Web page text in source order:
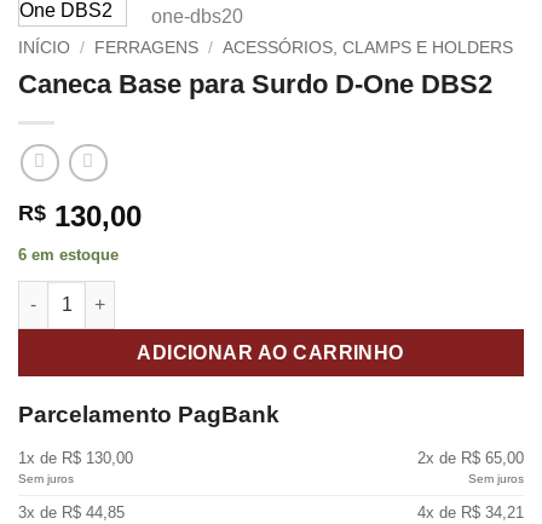
INÍCIO / FERRAGENS / ACESSÓRIOS, CLAMPS E HOLDERS
Caneca Base para Surdo D-One DBS2
R$ 130,00
6 em estoque
Caneca Base para Surdo D-One DBS2 quantidade
ADICIONAR AO CARRINHO
Parcelamento PagBank
1x de R$ 130,00
Sem juros
2x de R$ 65,00
Sem juros
3x de R$ 44,85 4x de R$ 34,21